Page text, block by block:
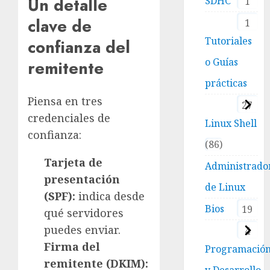
Un detalle
clave de
confianza del
remitente
Piensa en tres
credenciales de
confianza:
Tarjeta de
presentación
(SPF): indica desde
qué servidores
puedes enviar.
Firma del
remitente (DKIM):
1
Tutoriales
o Guías
prácticas
27
Linux Shell
86
de Linux
19
Bios
4